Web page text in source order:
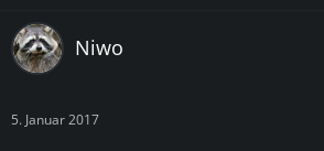
Niwo
5. Januar 2017